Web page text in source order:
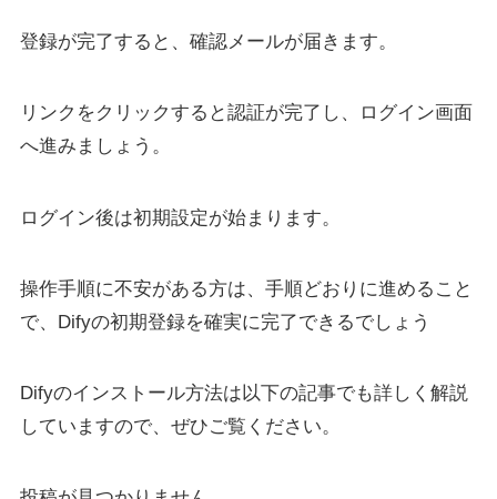
登録が完了すると、確認メールが届きます。
リンクをクリックすると認証が完了し、ログイン画面
へ進みましょう。
ログイン後は初期設定が始まります。
操作手順に不安がある方は、手順どおりに進めること
で、Difyの初期登録を確実に完了できるでしょう
Difyのインストール方法は以下の記事でも詳しく解説
していますので、ぜひご覧ください。